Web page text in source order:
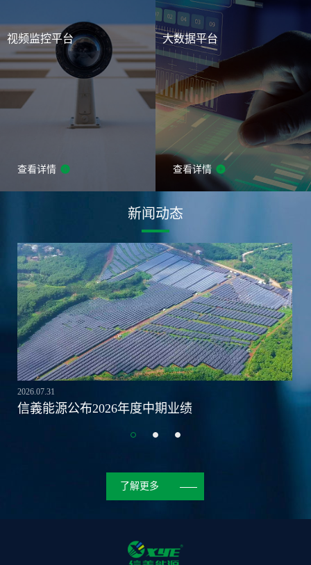
视频监控平台
查看详情
大数据平台
查看详情
新闻动态
2026.07.31
信義能源公布2026年度中期业绩
了解更多